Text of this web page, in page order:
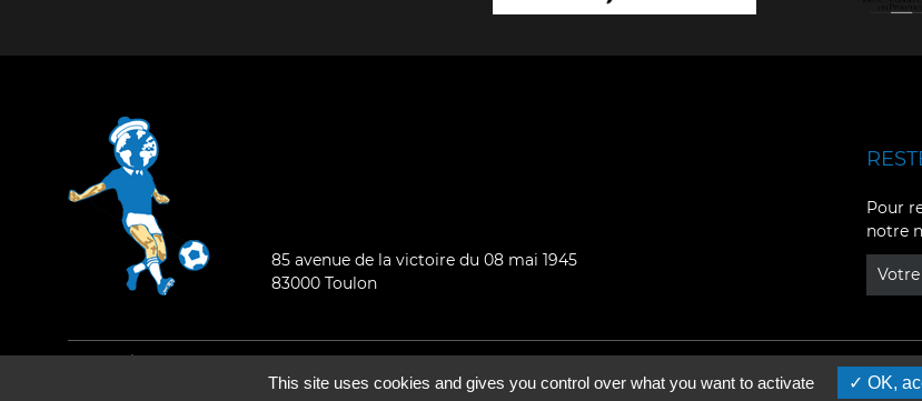
85 avenue de la victoire du 08 mai 1945
83000 Toulon
YouTube
Pour
notre
Mentions légales-Qui sommes-nous ?
©2026 - Tous droits réservés - Conception :epartenair e
This site uses cookies and gives you control over what you want to activate OK,